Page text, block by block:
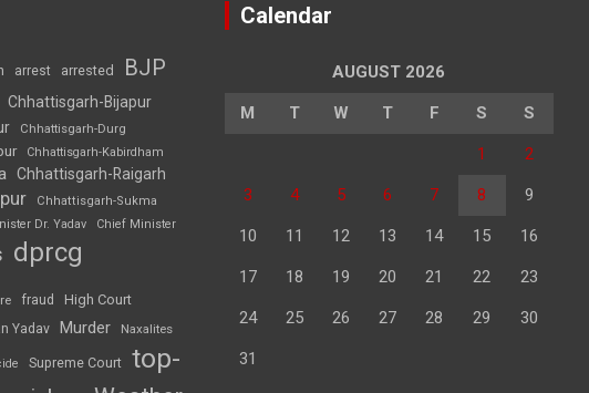
arrest arrested BJP
Chhattisgarh-Bijapur
Chhattisgarh-Durg
Chhattisgarh-Kabirdham
Chhattisgarh-Raigarh
Chhattisgarh-Sukma
Dr. Yadav Chief Minister
dprcg
fraud High Court
Yadav Murder Naxalites
Supreme Court top-
Calendar
AUGUST 2026
M T W T F S S
1 2
3 4 5 6 7 8 9
10 11 12 13 14 15 16
17 18 19 20 21 22 23
24 25 26 27 28 29 30
31